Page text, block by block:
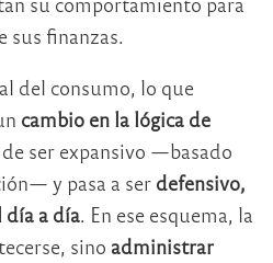
sus finanzas.
del consumo, lo que
cambio en la lógica de
ser expansivo —basado
y pasa a ser defensivo,
día a día. En ese esquema, la
sino administrar